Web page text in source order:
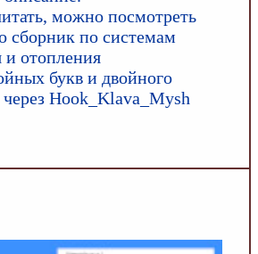
можно посмотреть
сборник по системам
и отопления
букв и двойного
Hook_Klava_Mysh